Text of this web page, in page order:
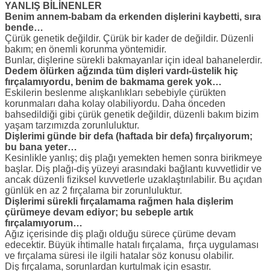
YANLIŞ BİLİNENLER
Benim annem-babam da erkenden dişlerini kaybetti, sıra
bende…
Çürük genetik değildir. Çürük bir kader de değildir. Düzenli
bakım; en önemli korunma yöntemidir.
Bunlar, dişlerine sürekli bakmayanlar için ideal bahanelerdir.
Dedem ölürken ağzında tüm dişleri vardı-üstelik hiç
fırçalamıyordu, benim de bakmama gerek yok…
Eskilerin beslenme alışkanlıkları sebebiyle çürükten
korunmaları daha kolay olabiliyordu. Daha önceden
bahsedildiği gibi çürük genetik değildir, düzenli bakım bizim
yaşam tarzımızda zorunluluktur.
Dişlerimi günde bir defa (haftada bir defa) fırçalıyorum;
bu bana yeter…
Kesinlikle yanlış; diş plağı yemekten hemen sonra birikmeye
başlar. Diş plağı-diş yüzeyi arasındaki bağlantı kuvvetlidir ve
ancak düzenli fiziksel kuvvetlerle uzaklaştırılabilir. Bu açıdan
günlük en az 2 fırçalama bir zorunluluktur.
Dişlerimi sürekli fırçalamama rağmen hala dişlerim
çürümeye devam ediyor; bu sebeple artık
fırçalamıyorum…
Ağız içerisinde diş plağı olduğu sürece çürüme devam
edecektir. Büyük ihtimalle hatalı fırçalama, fırça uygulaması
ve fırçalama süresi ile ilgili hatalar söz konusu olabilir.
Diş fırçalama, sorunlardan kurtulmak için esastır.